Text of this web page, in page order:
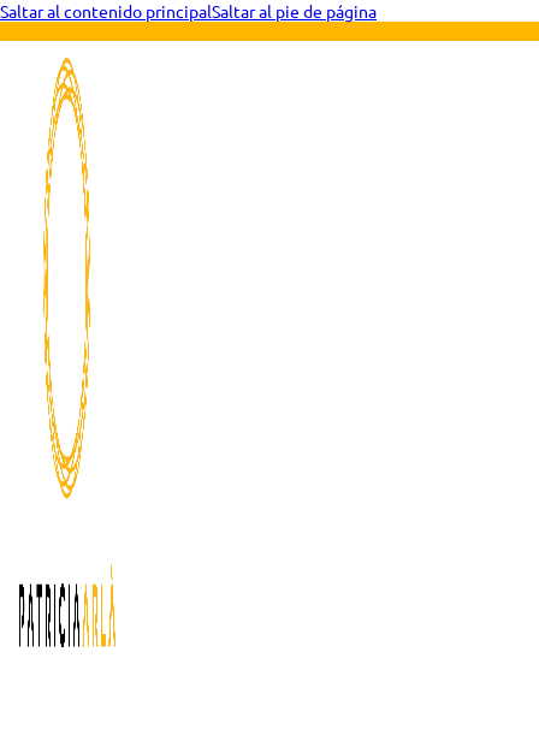
Saltar al contenido principalSaltar al pie de página